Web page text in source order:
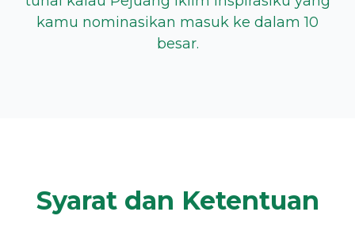
kamu nominasikan masuk ke dalam 10
besar.
Syarat dan Ketentuan